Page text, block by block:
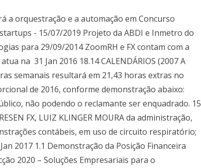
a orquestração e a automação em Concurso
- 15/07/2019 Projeto da ABDI e Inmetro do
para 29/09/2014 ZoomRH e FX contam com a
na 31 Jan 2016 18.14 CALENDÁRIOS (2007 A
semanais resultará em 21,43 horas extras no
de 2016, conforme demonstração abaixo:
não podendo o reclamante ser enquadrado. 15
FX, LUIZ KLINGER MOURA da administração,
contábeis, em uso de circuito respiratório;
2017 1.1 Demonstração da Posição Financeira
2020 – Soluções Empresariais para o